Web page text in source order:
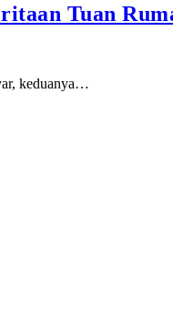
Tuan
keduanya…